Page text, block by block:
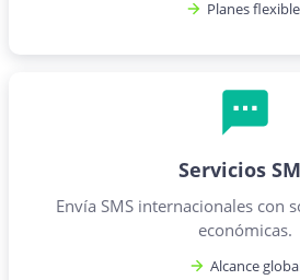
Planes
Servicios
Envía SMS internacionales con
económicas.
Alcance